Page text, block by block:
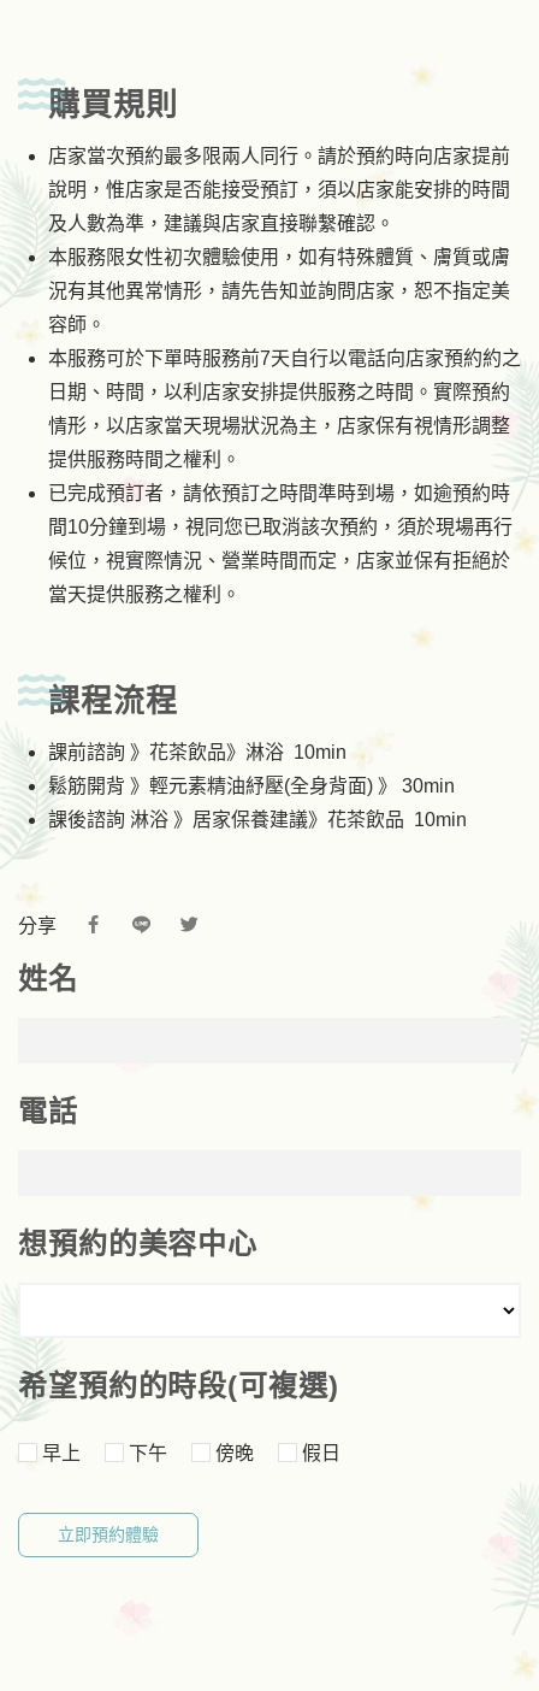
購買規則
店家當次預約最多限兩人同行。請於預約時向店家提前
說明，惟店家是否能接受預訂，須以店家能安排的時間
及人數為準，建議與店家直接聯繫確認。
本服務限女性初次體驗使用，如有特殊體質、膚質或膚
況有其他異常情形，請先告知並詢問店家，恕不指定美
容師。
本服務可於下單時服務前7天自行以電話向店家預約約之
日期、時間，以利店家安排提供服務之時間。實際預約
情形，以店家當天現場狀況為主，店家保有視情形調整
提供服務時間之權利。
已完成預訂者，請依預訂之時間準時到場，如逾預約時
間10分鐘到場，視同您已取消該次預約，須於現場再行
候位，視實際情況、營業時間而定，店家並保有拒絕於
當天提供服務之權利。
課程流程
課前諮詢 》花茶飲品》淋浴 10min
鬆筋開背 》輕元素精油紓壓(全身背面) 》 30min
課後諮詢 淋浴 》居家保養建議》花茶飲品 10min
分享
姓名
電話
想預約的美容中心
希望預約的時段(可複選)
早上 下午 傍晚 假日
立即預約體驗